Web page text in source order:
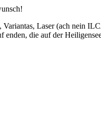
Laser (ach nein
die auf der